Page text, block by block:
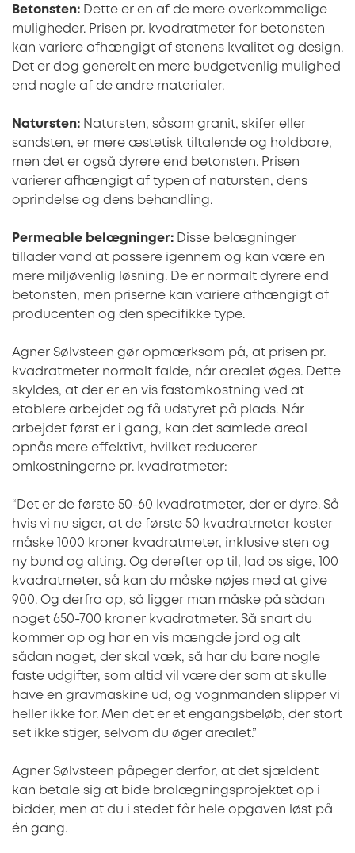
Betonsten: Dette er en af de mere overkommelige
muligheder. Prisen pr. kvadratmeter for betonsten
kan variere afhængigt af stenens kvalitet og design.
Det er dog generelt en mere budgetvenlig mulighed
end nogle af de andre materialer.
Natursten: Natursten, såsom granit, skifer eller
sandsten, er mere æstetisk tiltalende og holdbare,
men det er også dyrere end betonsten. Prisen
varierer afhængigt af typen af natursten, dens
oprindelse og dens behandling.
Permeable belægninger: Disse belægninger
tillader vand at passere igennem og kan være en
mere miljøvenlig løsning. De er normalt dyrere end
betonsten, men priserne kan variere afhængigt af
producenten og den specifikke type.
Agner Sølvsteen gør opmærksom på, at prisen pr.
kvadratmeter normalt falde, når arealet øges. Dette
skyldes, at der er en vis fastomkostning ved at
etablere arbejdet og få udstyret på plads. Når
arbejdet først er i gang, kan det samlede areal
opnås mere effektivt, hvilket reducerer
omkostningerne pr. kvadratmeter:
“Det er de første 50-60 kvadratmeter, der er dyre. Så
hvis vi nu siger, at de første 50 kvadratmeter koster
måske 1000 kroner kvadratmeter, inklusive sten og
ny bund og alting. Og derefter op til, lad os sige, 100
kvadratmeter, så kan du måske nøjes med at give
900. Og derfra op, så ligger man måske på sådan
noget 650-700 kroner kvadratmeter. Så snart du
kommer op og har en vis mængde jord og alt
sådan noget, der skal væk, så har du bare nogle
faste udgifter, som altid vil være der som at skulle
have en gravmaskine ud, og vognmanden slipper vi
heller ikke for. Men det er et engangsbeløb, der stort
set ikke stiger, selvom du øger arealet.”
Agner Sølvsteen påpeger derfor, at det sjældent
kan betale sig at bide brolægningsprojektet op i
bidder, men at du i stedet får hele opgaven løst på
én gang.